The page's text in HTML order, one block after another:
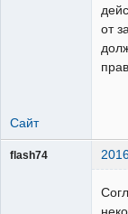
от
Сайт
flash74